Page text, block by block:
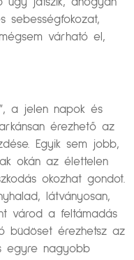
úgy játszik, ahogyan
sebességfokozat,
várható el,
a jelen napok és
érezhető az
Egyik sem jobb,
okán az élettelen
okozhat gondot.
látványosan,
várod a feltámadás
büdöset érezhetsz az
egyre nagyobb